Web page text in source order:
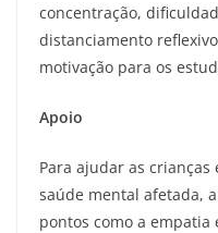
concentração,
distanciamento
motivação para os
Apoio
Para ajudar as crianças
saúde mental afetada,
pontos como a empatia